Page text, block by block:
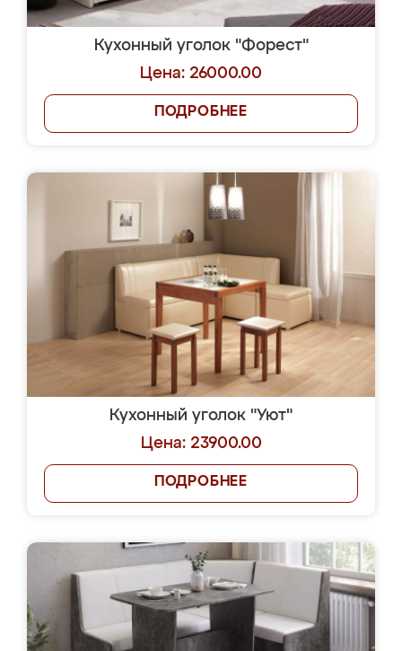
Кухонный уголок "Форест"
Цена: 26000.00
ПОДРОБНЕЕ
Кухонный уголок "Уют"
Цена: 23900.00
ПОДРОБНЕЕ